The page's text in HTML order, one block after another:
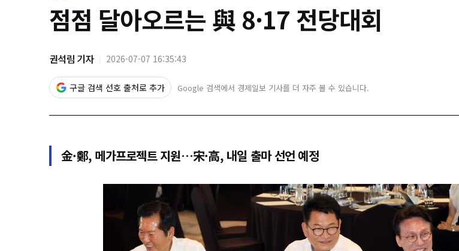
점점 달아오르는 與 8·17 전당대회
권석림 기자 2026-07-07 16:35:43
구글 검색 선호 출처로 추가 Google 검색에서 경제일보 기사를 더 자주 볼 수 있습니다.
金·鄭, 메가프로젝트 지원…宋·高, 내일 출마 선언 예정